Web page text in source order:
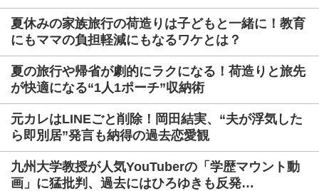
夏休みの家族旅行の荷造りは子どもと一緒に！教育
にもママの負担軽減にもなるワケとは？
夏の旅行や帰省が劇的にラクになる！荷造りと旅先
が快適になる“1人1ポーチ”収納術
元カレはLINEごと削除！岡田結実、“夫が浮気した
ら即別居”発言も納得の過去恋愛観
九州大学教授が人気YouTuberの「学歴マウント動
画」に猛批判、過去にはひろゆきも反発…